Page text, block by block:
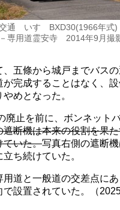
通 いすゞBXD30(1966年式
専用道霊安寺 2014年9月撮
五條から城戸までバスの
が完成することはなく、
めとなった。
廃止を前に、ボンネット
遮断機は本来の役割を果
ていた。写真右側の遮断
ち続けていた。
用道と一般道の交差点に
で設置されていた。（